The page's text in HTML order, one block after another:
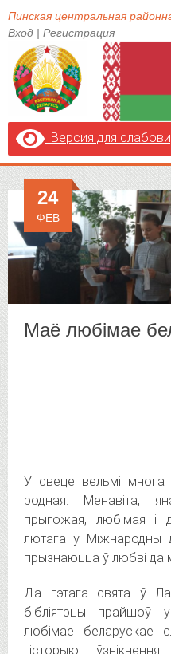
Пинская центральная
Вход | Регистрация
Версия для
Маё любімае
24
ФЕВ
У свеце вельмі многа
родная. Менавіта,
прыгожая, любімая і
лютага ў Міжнародны
прызнаюцца ў любві да
Да гэтага свята ў
бібліятэцы
любімае беларускае
гісторыю